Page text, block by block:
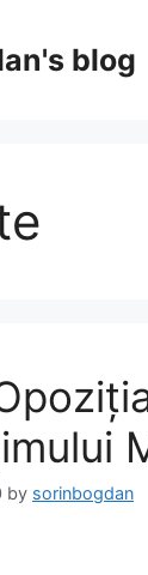
blog
by sorinbogdan